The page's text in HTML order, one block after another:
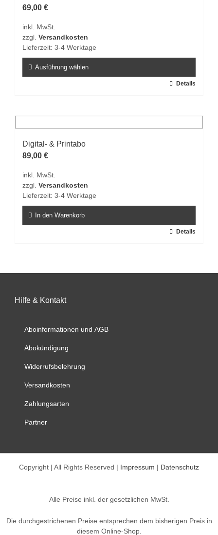
Die
können
auf
Produktseite
gewählt
69,00 €
inkl. MwSt.
zzgl. Versandkosten
Lieferzeit: 3-4 Werktage
Ausführung wählen
Varianten
auf.
Die
können
auf
Produktseite
gewählt
Details
Digital- & Printabo
89,00 €
inkl. MwSt.
zzgl. Versandkosten
Lieferzeit: 3-4 Werktage
In den Warenkorb
Details
Hilfe & Kontakt
Aboinformationen und AGB
Abokündigung
Widerrufsbelehrung
Versandkosten
Zahlungsarten
Partner
Copyright | All Rights Reserved | Impressum | Datenschutz
Alle Preise inkl. der gesetzlichen MwSt.
Die durchgestrichenen Preise entsprechen dem bisherigen Preis in
diesem Online-Shop.